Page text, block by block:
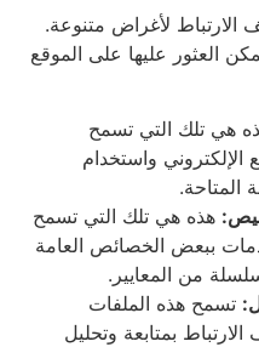
الارتباط لأغراض متنوعة.
العثور عليها على الموقع
هي تلك التي تسمح
الإلكتروني واستخدام
المتاحة.
هذه هي تلك التي تسمح
ببعض الخصائص العامة
من المعايير.
تسمح هذه الملفات
بمتابعة وتحليل